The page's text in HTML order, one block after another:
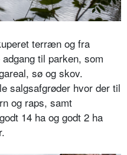
terræn og fra
til parken, som
sø og skov.
salgsafgrøder hvor der til
og raps, samt
14 ha og godt 2 ha